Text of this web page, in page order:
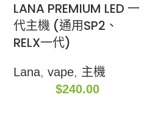
LANA PREMIUM LED 一
代主機 (通用SP2、
RELX一代)
Lana, vape, 主機
$240.00